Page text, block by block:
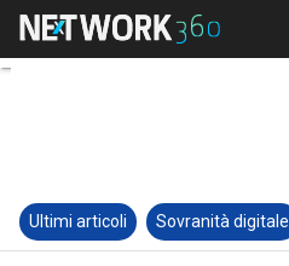
Ultimi articoli Sovranità digitale